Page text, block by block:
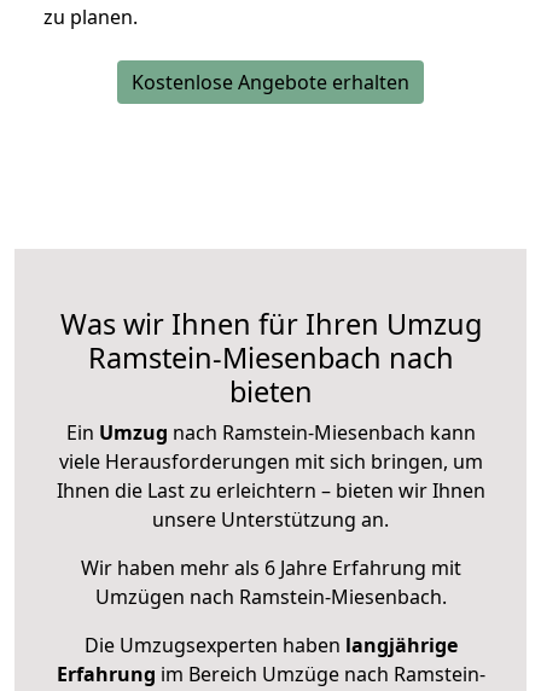
zu planen.
Kostenlose Angebote erhalten
Was wir Ihnen für Ihren Umzug
Ramstein-Miesenbach nach
bieten
Ein Umzug nach Ramstein-Miesenbach kann
viele Herausforderungen mit sich bringen, um
Ihnen die Last zu erleichtern – bieten wir Ihnen
unsere Unterstützung an.
Wir haben mehr als 6 Jahre Erfahrung mit
Umzügen nach Ramstein-Miesenbach.
Die Umzugsexperten haben langjährige
Erfahrung im Bereich Umzüge nach Ramstein-